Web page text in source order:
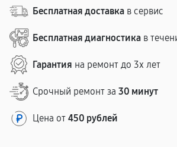
Бесплатная доставка в сервис
Бесплатная диагностика в
Гарантия на ремонт до 3х лет
Срочный ремонт за 30 минут
Цена от 450 рублей